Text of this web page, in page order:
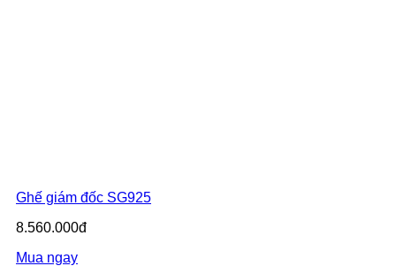
Ghế giám đốc SG925
8.560.000đ
Mua ngay